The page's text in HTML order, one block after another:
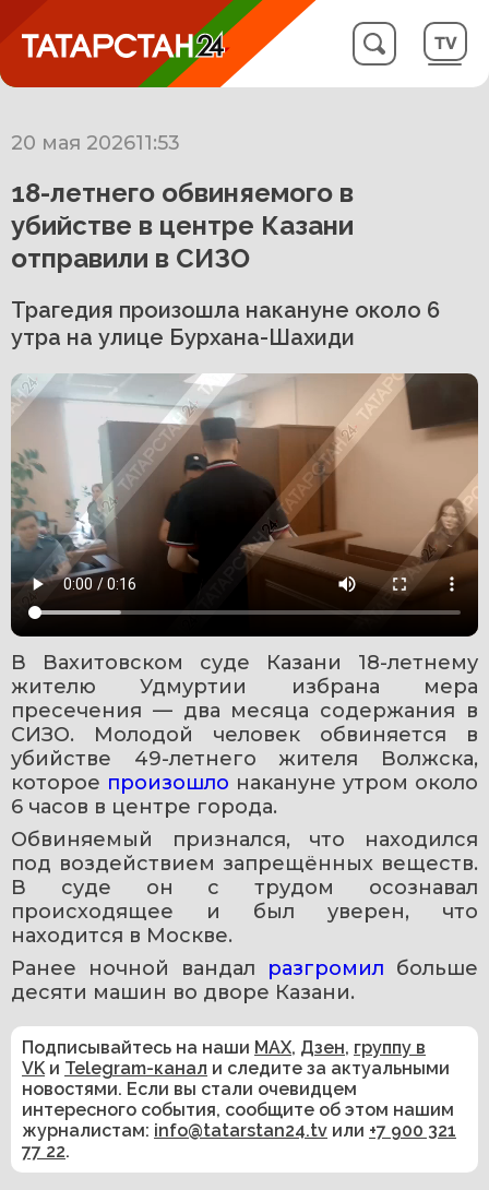
20 мая 202611:53
18-летнего обвиняемого в
убийстве в центре Казани
отправили в СИЗО
Трагедия произошла накануне около 6
утра на улице Бурхана-Шахиди
В Вахитовском суде Казани 18-летнему
жителю Удмуртии избрана мера
пресечения — два месяца содержания в
СИЗО. Молодой человек обвиняется в
убийстве 49-летнего жителя Волжска,
которое произошло накануне утром около
6 часов в центре города.
Обвиняемый признался, что находился
под воздействием запрещённых веществ.
В суде он с трудом осознавал
происходящее и был уверен, что
находится в Москве.
Ранее ночной вандал разгромил больше
десяти машин во дворе Казани.
Подписывайтесь на наши MAX, Дзен, группу в
VK и Telegram-канал и следите за актуальными
новостями. Если вы стали очевидцем
интересного события, сообщите об этом нашим
журналистам: info@tatarstan24.tv или +7 900 321
77 22.